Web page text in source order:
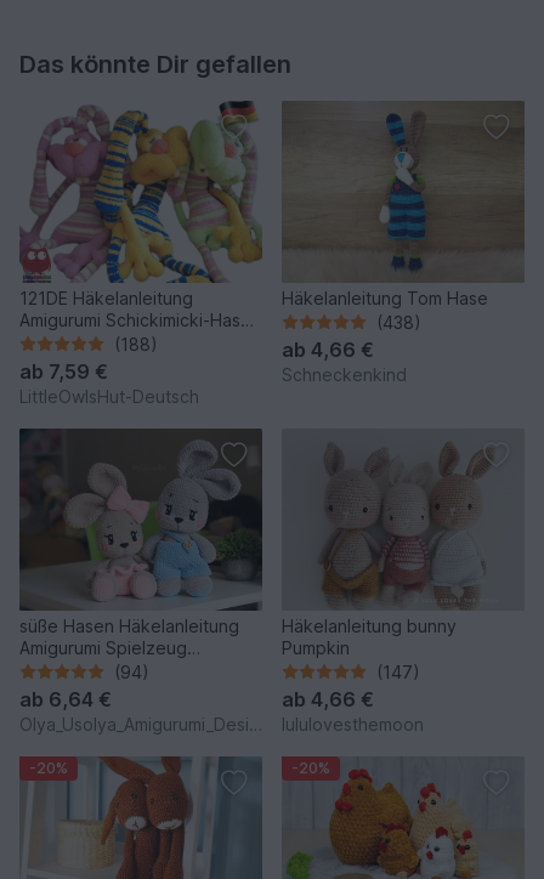
Das könnte Dir gefallen
121DE Häkelanleitung
Amigurumi Schickimicki-Hase
- PDF Pertseva CP
(188)
ab 7,59 €
LittleOwlsHut-Deutsch
Häkelanleitung Tom Hase
(438)
ab 4,66 €
Schneckenkind
süße Hasen Häkelanleitung
Amigurumi Spielzeug
(Kaninchen) (94)
ab 6,64 €
Olya_Usolya_Amigurumi_Designer
Häkelanleitung bunny
Pumpkin
(147)
ab 4,66 €
lululovesthemoon
-20% -20%